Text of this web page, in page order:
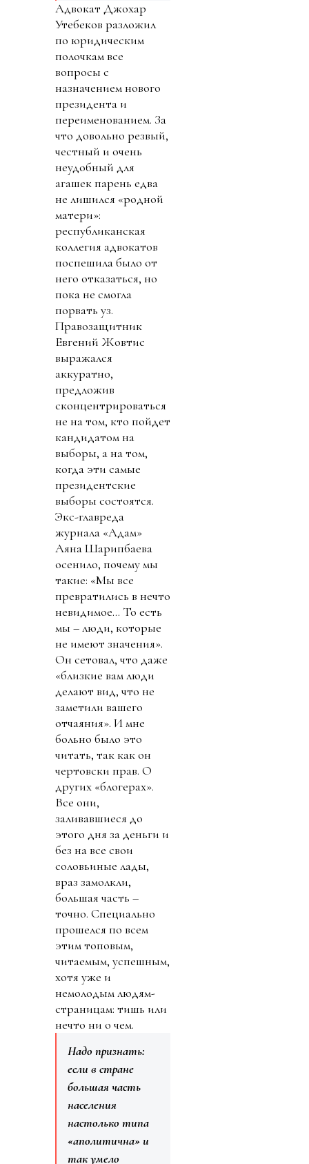
Адвокат Джохар
Утебеков разложил
по юридическим
полочкам все
вопросы с
назначением нового
президента и
переименованием. За
что довольно резвый,
честный и очень
неудобный для
агашек парень едва
не лишился «родной
матери»:
республиканская
коллегия адвокатов
поспешила было от
него отказаться, но
пока не смогла
порвать уз.
Правозащитник
Евгений Жовтис
выражался
аккуратно,
предложив
сконцентрироваться
не на том, кто пойдет
кандидатом на
выборы, а на том,
когда эти самые
президентские
выборы состоятся.
Экс-главреда
журнала «Адам»
Аяна Шарипбаева
осенило, почему мы
такие: «Мы все
превратились в нечто
невидимое… То есть
мы – люди, которые
не имеют значения».
Он сетовал, что даже
«близкие вам люди
делают вид, что не
заметили вашего
отчаяния». И мне
больно было это
читать, так как он
чертовски прав. О
других «блогерах».
Все они,
заливавшиеся до
этого дня за деньги и
без на все свои
соловьиные лады,
враз замолкли,
большая часть –
точно. Специально
прошелся по всем
этим топовым,
читаемым, успешным,
хотя уже и
немолодым людям-
страницам: тишь или
нечто ни о чем.
Надо признать:
если в стране
большая часть
населения
настолько типа
«аполитична» и
так умело